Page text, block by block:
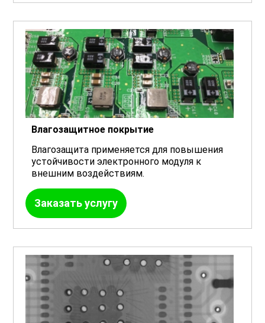
Влагозащитное покрытие
Влагозащита применяется для повышения
устойчивости электронного модуля к
внешним воздействиям.
Заказать услугу